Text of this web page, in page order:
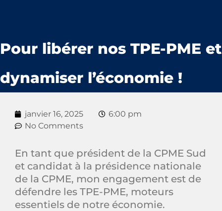
Pour libérer nos TPE-PME et
dynamiser l’économie !
janvier 16, 2025
6:00 pm
No Comments
En tant que président de la CPME Sud
et candidat à la présidence nationale
de la CPME, mon engagement est de
défendre les TPE-PME, moteurs
essentiels de notre économie.